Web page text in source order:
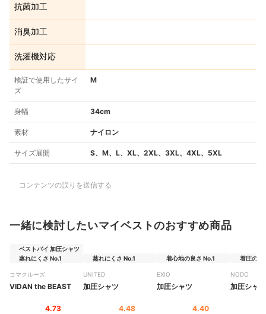
抗菌加工
消臭加工
洗濯機対応
検証で使用したサイ
ズ
M
身幅 34cm
素材 ナイロン
サイズ展開 S、M、L、XL、2XL、3XL、4XL、5XL
コンテンツの誤りを送信する
一緒に検討したいマイベストのおすすめ商品
ベストバイ 加圧シャツ
蒸れにくさ No.1
コマクルーズ
VIDAN the BEAST
4.73
蒸れにくさ No.1
UNITED
加圧シャツ
4.48
着心地の良さ No.1
EXIO
加圧シャツ
4.40
着圧の高
NODC
加圧シャツ